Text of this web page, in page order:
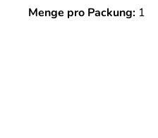
Menge pro Packung: 1